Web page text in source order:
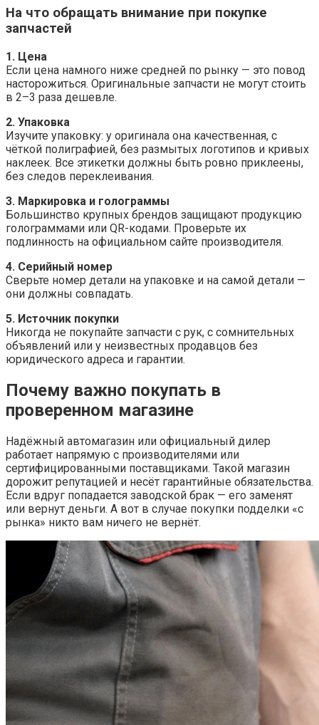
На что обращать внимание при покупке
запчастей
1. Цена
Если цена намного ниже средней по рынку — это повод
насторожиться. Оригинальные запчасти не могут стоить
в 2–3 раза дешевле.
2. Упаковка
Изучите упаковку: у оригинала она качественная, с
чёткой полиграфией, без размытых логотипов и кривых
наклеек. Все этикетки должны быть ровно приклеены,
без следов переклеивания.
3. Маркировка и голограммы
Большинство крупных брендов защищают продукцию
голограммами или QR-кодами. Проверьте их
подлинность на официальном сайте производителя.
4. Серийный номер
Сверьте номер детали на упаковке и на самой детали —
они должны совпадать.
5. Источник покупки
Никогда не покупайте запчасти с рук, с сомнительных
объявлений или у неизвестных продавцов без
юридического адреса и гарантии.
Почему важно покупать в
проверенном магазине
Надёжный автомагазин или официальный дилер
работает напрямую с производителями или
сертифицированными поставщиками. Такой магазин
дорожит репутацией и несёт гарантийные обязательства.
Если вдруг попадается заводской брак — его заменят
или вернут деньги. А вот в случае покупки подделки «с
рынка» никто вам ничего не вернёт.